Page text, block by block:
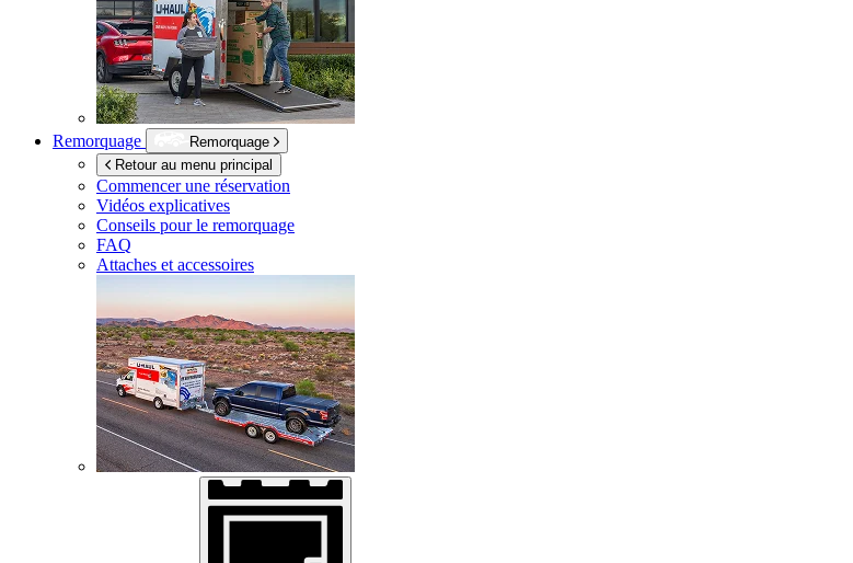
Remorquage
Remorquage
Retour au menu principal
Commencer une réservation
Vidéos explicatives
Conseils pour le remorquage
FAQ
Attaches et accessoires